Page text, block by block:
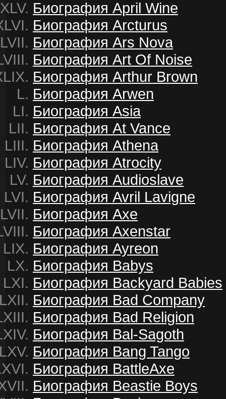
Биография April Wine
Биография Arcturus
Биография Ars Nova
Биография Art Of Noise
Биография Arthur Brown
Биография Arwen
Биография Asia
Биография At Vance
Биография Athena
Биография Atrocity
Биография Audioslave
Биография Avril Lavigne
Биография Axe
Биография Axenstar
Биография Ayreon
Биография Babys
Биография Backyard Babies
Биография Bad Company
Биография Bad Religion
Биография Bal-Sagoth
Биография Bang Tango
Биография BattleAxe
Биография Beastie Boys